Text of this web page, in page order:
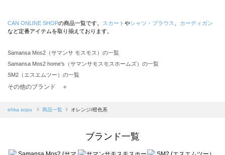
CAN ONLINE SHOPの商品一覧です。 スカート やシャツ・ブラウス
カーディガン
など定番アイテムを取り揃えております。
Samansa Mos2（サマンサ モスモス）の一覧
Samansa Mos2 home's（サマンサモスモスホームズ）の一覧
SM2（エスエムツー）の一覧
TSUHARU by Samansa Mos2（ツハルバイサマンサモスモス）の一覧
Samansa Mos2 blue（サマンサモスモス ブルー）の一覧
Te chichi（テチチ）の一覧
その他のブランド ＋
ehka sopo 商品一覧 オレンジ/橙色系
ブランド一覧